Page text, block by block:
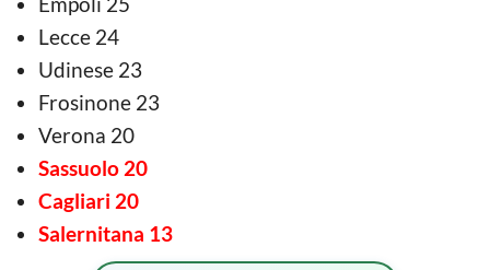
Lecce 24
Udinese 23
Frosinone 23
Verona 20
Sassuolo 20
Cagliari 20
Salernitana 13